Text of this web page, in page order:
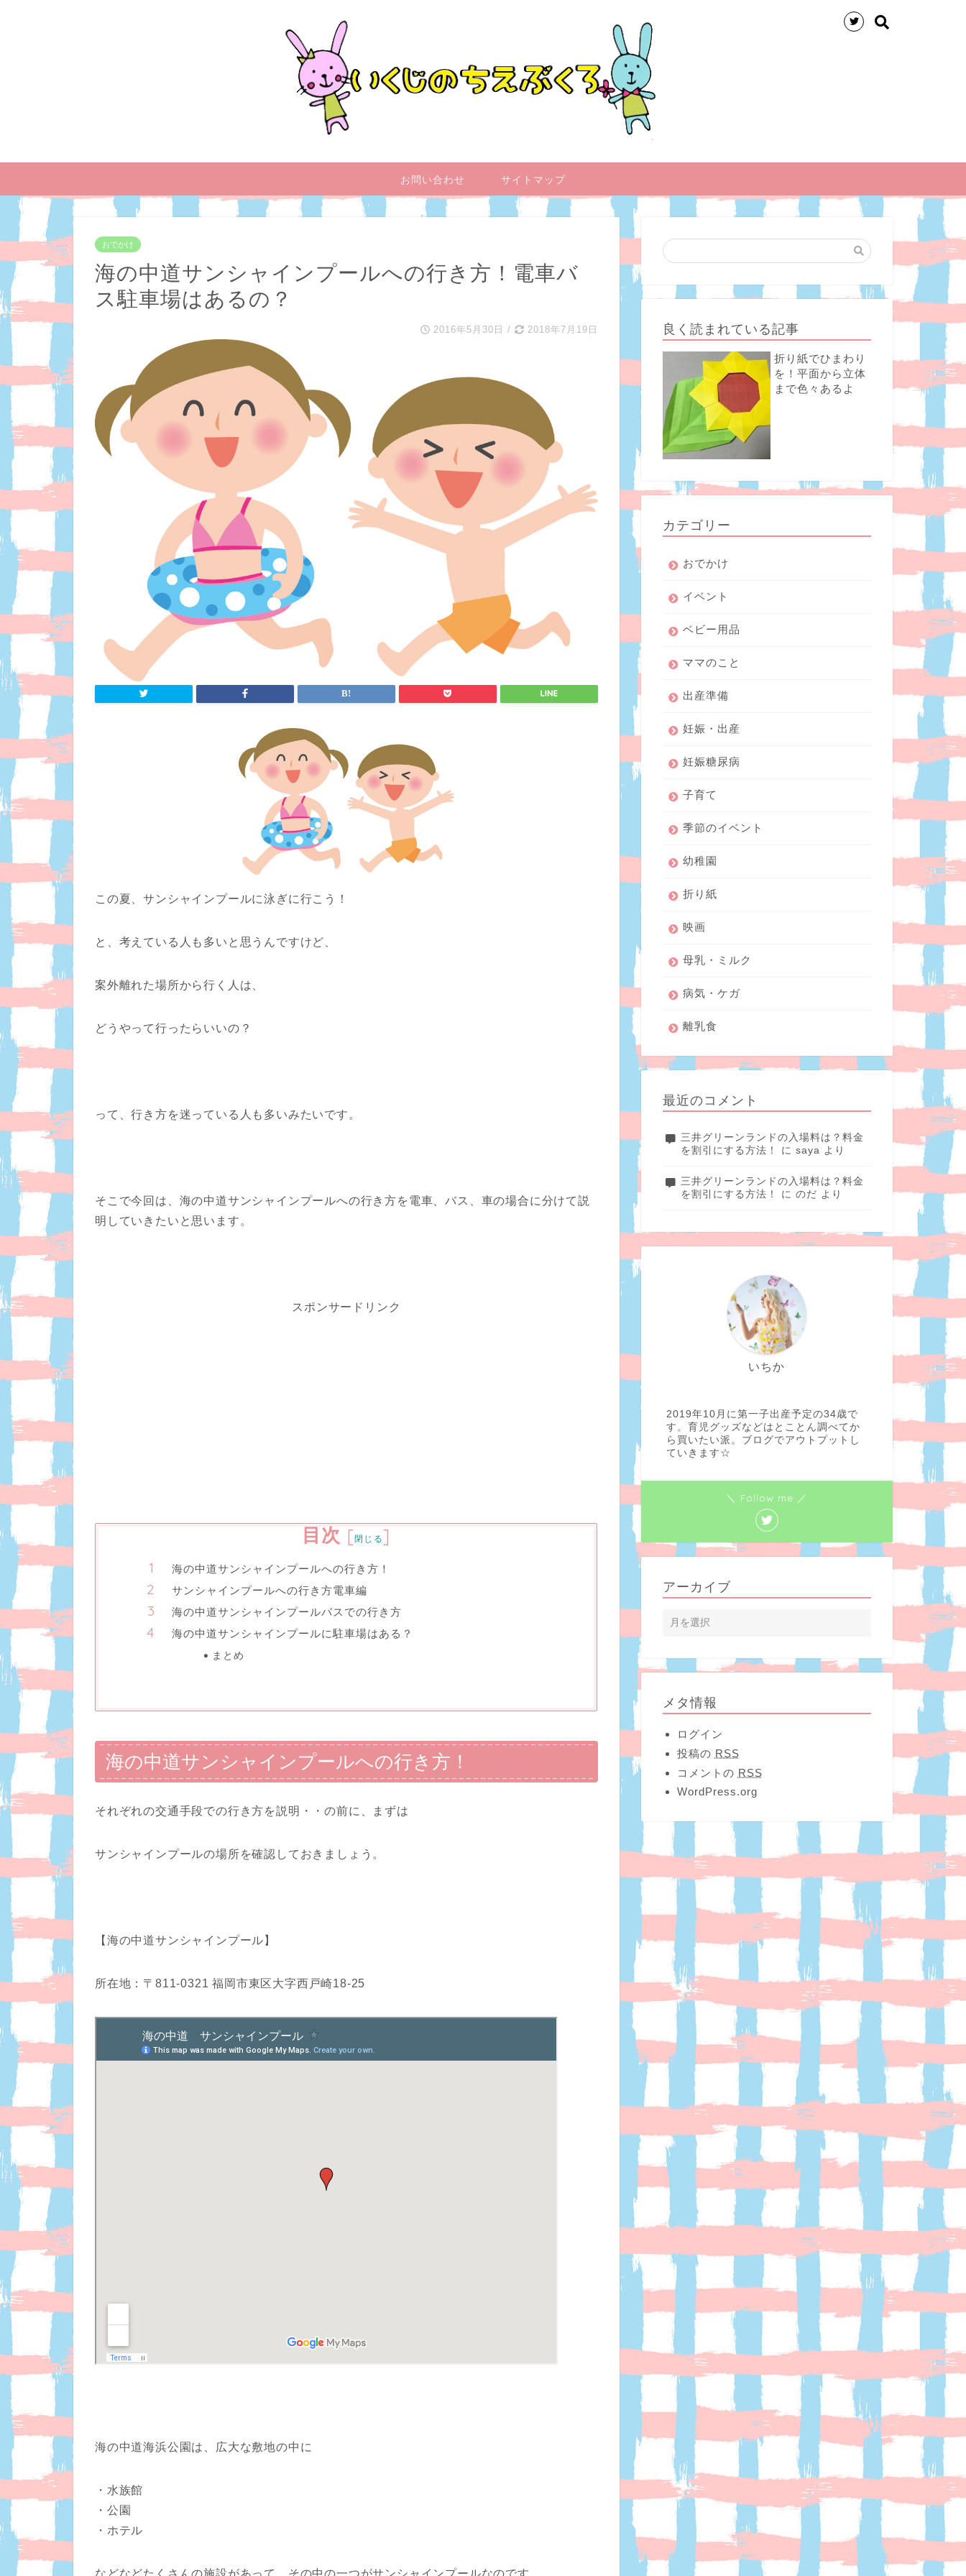
お問い合わせ サイトマップ
おでかけ
海の中道サンシャインプールへの行き方！電車バ
ス駐車場はあるの？
2016年5月30日 / 2018年7月19日
この夏、サンシャインプールに泳ぎに行こう！
と、考えている人も多いと思うんですけど、
案外離れた場所から行く人は、
どうやって行ったらいいの？
って、行き方を迷っている人も多いみたいです。
そこで今回は、 海の中道サンシャインプールへの行き方を電車、バス、車の場合に分けて説
明していきたいと思います。
スポンサードリンク
目次 [閉じる]
海の中道サンシャインプールへの行き方！
サンシャインプールへの行き方電車編
海の中道サンシャインプールバスでの行き方
海の中道サンシャインプールに駐車場はある？
まとめ
海の中道サンシャインプールへの行き方！
それぞれの交通手段での行き方を説明・・の前に、まずは
サンシャインプールの場所を確認しておきましょう。
【海の中道サンシャインプール】
所在地：〒811-0321 福岡市東区大字西戸崎18-25
海の中道海浜公園は、広大な敷地の中に
・水族館
・公園
・ホテル
などなどたくさんの施設があって、その中の一つがサンシャインプールなのです。
良く読まれている記事
折り紙でひまわり
を！平面から立体
まで色々あるよ
カテゴリー
おでかけ
イベント
ベビー用品
ママのこと
出産準備
妊娠・出産
妊娠糖尿病
子育て
季節のイベント
幼稚園
折り紙
映画
母乳・ミルク
病気・ケガ
離乳食
最近のコメント
三井グリーンランドの入場料は？料金
を割引にする方法！
に saya より
三井グリーンランドの入場料は？料金
を割引にする方法！
に のだ より
いちか
2019年10月に第一子出産予定の34歳で
す。育児グッズなどはとことん調べてか
ら買いたい派。ブログでアウトプットし
ていきます☆
＼ Follow me ／
アーカイブ
メタ情報
ログイン
投稿の RSS
コメントの RSS
WordPress.org